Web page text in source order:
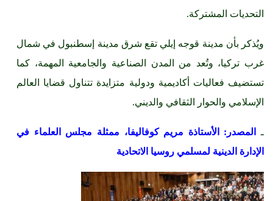
التحديات المشتركة.
ويُذكر بأن مدينة قوجه إيلي تقع شرق مدينة إسطنبول في شمال
غرب تركيا، وتُعد من المدن الصناعية والجامعية المهمة، كما
تستضيف فعاليات أكاديمية ودولية متزايدة تتناول قضايا العالم
الإسلامي والحوار الثقافي والديني.
ـ
المصدر: الأستاذة مريم كوفاليفا، ممثلة مجلس العلماء في
الإدارة الدينية لمسلمي روسيا الاتحادية